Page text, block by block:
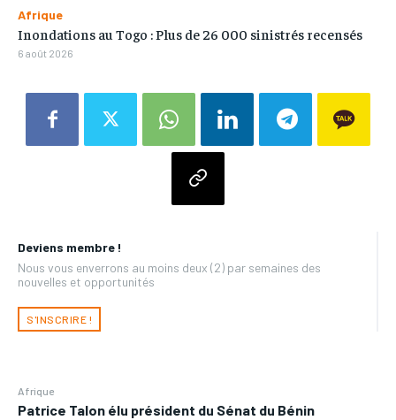
Deviens membre !
Nous vous enverrons au moins deux (2) par semaines des
nouvelles et opportunités
S'INSCRIRE !
Afrique
Patrice Talon élu président du Sénat du Bénin
Afrique
Inondations au Togo : Plus de 26 000 sinistrés recensés
6 août 2026